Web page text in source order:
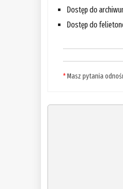
Dostęp do
Dostęp do
*Masz pytania